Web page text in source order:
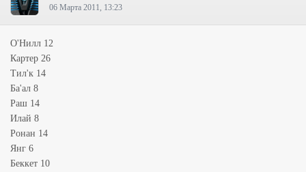
06 Марта 2011, 13:23
О'Нилл 12
Картер 26
Тил'к 14
Ба'ал 8
Раш 14
Илай 8
Ронан 14
Янг 6
Беккет 10